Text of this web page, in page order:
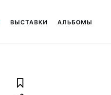
ВЫСТАВКИ АЛЬБОМЫ